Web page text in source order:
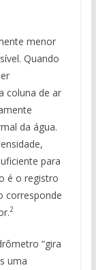
menor
Quando
coluna de ar
da água.
para
é o registro
corresponde
2
“gira
uma